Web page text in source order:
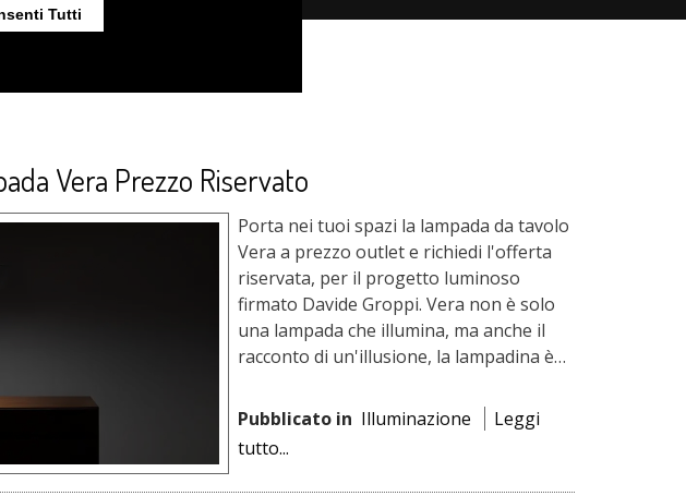
Vera Prezzo Riservato
Porta nei tuoi spazi la lampada da tavolo
Vera a prezzo outlet e richiedi l'offerta
riservata, per il progetto luminoso
firmato Davide Groppi. Vera non è solo
una lampada che illumina, ma anche il
racconto di un'illusione, la lampadina è
Pubblicato in Illuminazione
Leggi
tutto...